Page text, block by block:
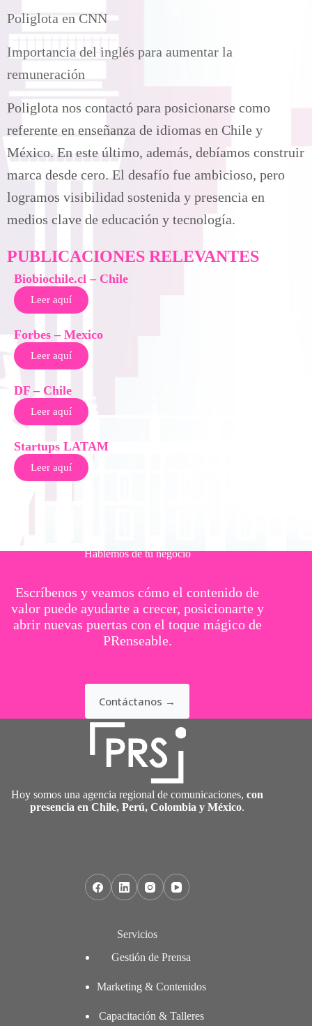
Poliglota en CNN
Importancia del inglés para aumentar la
remuneración
Poliglota nos contactó para posicionarse como
referente en enseñanza de idiomas en Chile y
México. En este último, además, debíamos construir
marca desde cero. El desafío fue ambicioso, pero
logramos visibilidad sostenida y presencia en
medios clave de educación y tecnología.
PUBLICACIONES RELEVANTES
Biobiochile.cl – Chile
Leer aquí
Forbes – Mexico
Leer aquí
DF – Chile
Leer aquí
Startups LATAM
Leer aquí
Hablemos de tu negocio
Escríbenos y veamos cómo el contenido de
valor puede ayudarte a crecer, posicionarte y
abrir nuevas puertas con el toque mágico de
PRenseable.
Contáctanos →
Hoy somos una agencia regional de comunicaciones,con
presencia en Chile, Perú, Colombia y México.
Servicios
Gestión de Prensa
Marketing & Contenidos
Capacitación & Talleres